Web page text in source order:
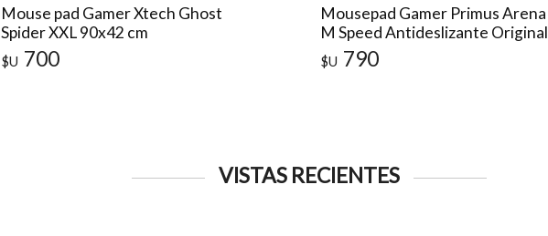
Mouse pad Gamer Xtech Ghost
Spider XXL 90x42 cm
$U 700
Mousepad Gamer Primus Arena
M Speed Antideslizante Original
$U 790
VISTAS RECIENTES